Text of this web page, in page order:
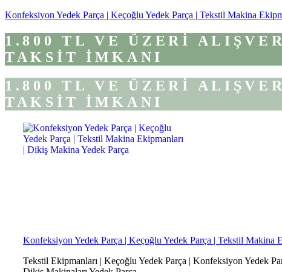
Konfeksiyon Yedek Parça | Keçoğlu Yedek Parça | Tekstil Makina
1.800 TL VE ÜZERİ
TAKSİT İMKANI
1.800 TL VE ÜZERİ
TAKSİT İMKANI
Konfeksiyon Yedek Parça | Keçoğlu Yedek Parça | Tekstil Makina
Tekstil Ekipmanları | Keçoğlu Yedek Parça | Konfeksiyon Yedek